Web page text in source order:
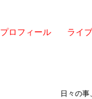
プロフィール ライブ
日々の